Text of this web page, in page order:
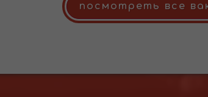
посмотреть все